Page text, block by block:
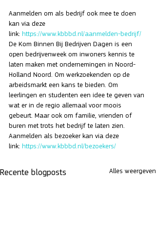
Aanmelden om als bedrijf ook mee te doen
kan via deze
link: https://www.kbbbd.nl/aanmelden-bedrijf/
De Kom Binnen Bij Bedrijven Dagen is een
open bedrijvenweek om inwoners kennis te
laten maken met ondernemingen in Noord-
Holland Noord. Om werkzoekenden op de
arbeidsmarkt een kans te bieden. Om
leerlingen en studenten een idee te geven van
wat er in de regio allemaal voor moois
gebeurt. Maar ook om familie, vrienden of
buren met trots het bedrijf te laten zien.
Aanmelden als bezoeker kan via deze
link: https://www.kbbbd.nl/bezoekers/
Recente blogposts Alles weergeven